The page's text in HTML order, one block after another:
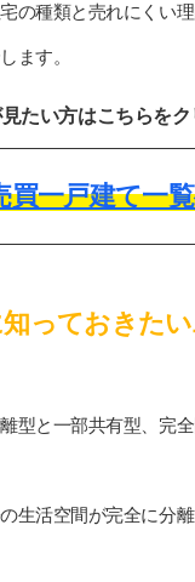
の種類と売れにくい
ます。
たい方はこちらを
買一戸建て一
っておきた
型と一部共有型、完
生活空間が完全に分